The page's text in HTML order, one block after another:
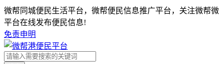
微帮同城便民生活平台，微帮便民信息推广平台，关注微帮微
平台在线发布便民信息!
免责申明